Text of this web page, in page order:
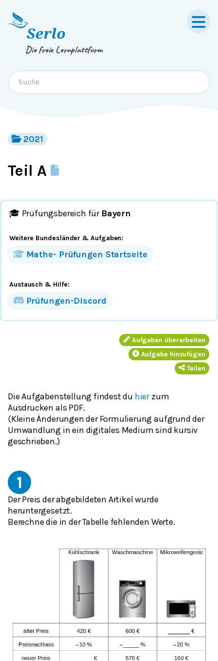
Springe zum
Die freie Lernplattform
2021
Teil A
🎓 Prüfungsbereich für Bayern
Weitere Bundesländer & Aufgaben:
Mathe- Prüfungen Startseite
Austausch & Hilfe:
Prüfungen-Discord
Aufgaben überarbeiten
Aufgabe hinzufügen
Teilen
Die Aufgabenstellung findest du hierzum
Ausdrucken als PDF.
(Kleine Änderungen der Formulierung aufgrund der
Umwandlung in ein digitales Medium sind kursiv
geschrieben.)
1
Der Preis der abgebildeten Artikel wurde
heruntergesetzt.
Berechne die in der Tabelle fehlenden Werte.